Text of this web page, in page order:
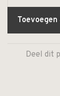
Deel dit